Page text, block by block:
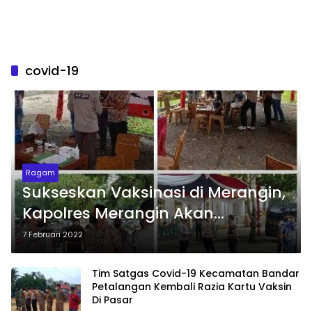
covid-19
Ragam
Sukseskan Vaksinasi di Merangin,
Kapolres Merangin Akan
Direncanakan Vaksinasi Booster
Untuk Personil Polres Merangin
7 Februari 2022
Tim Satgas Covid-19 Kecamatan Bandar
Petalangan Kembali Razia Kartu Vaksin
Di Pasar